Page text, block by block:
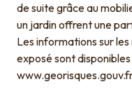
de suite grâce au
un jardin offrent une
Les informations sur
exposé sont